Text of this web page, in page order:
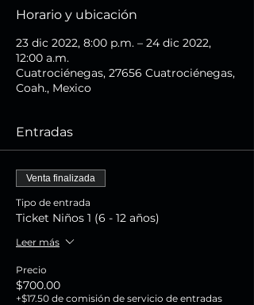
Horario y ubicación
23 dic 2022, 8:00 p.m. – 24 dic 2022,
12:00 a.m.
Cuatrociénegas, 27656 Cuatrociénegas,
Coah., Mexico
Entradas
Venta finalizada
Tipo de entrada
Ticket Niños 1 (6 - 12 años)
Leer más
Precio
$700.00
+$17.50 de comisión de servicio de entradas